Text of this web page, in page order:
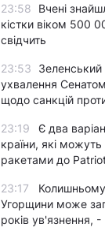
23:58
Вчені
кістки віком 500
свідчить
23:53
Зеленський
ухвалення
щодо санкцій
23:19
Є два
країни, які можуть
ракетами до
23:17
Угорщини може
років ув'язнення, -